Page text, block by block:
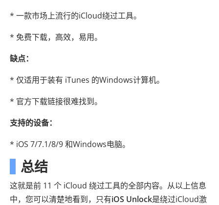
* 一款市场上流行的iCloud绕过工具。
* 免费下载，高效，易用。
缺点：
* 仅适用于装有 iTunes 的Windows计算机。
* 官方下载链接很难找到。
支持的设备：
* iOS 7/7.1/8/9 和Windows电脑。
总结
这就是前 11 个 iCloud 绕过工具的全部内容。从以上信息
中，您可以清楚地看到，只有iOS Unlock是绕过iCloud激